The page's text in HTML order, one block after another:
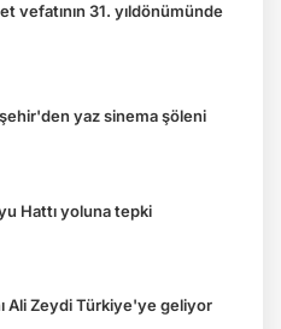
vefatının 31. yıldönümünde
yaz sinema şöleni
Hattı yoluna tepki
Ali Zeydi Türkiye'ye geliyor